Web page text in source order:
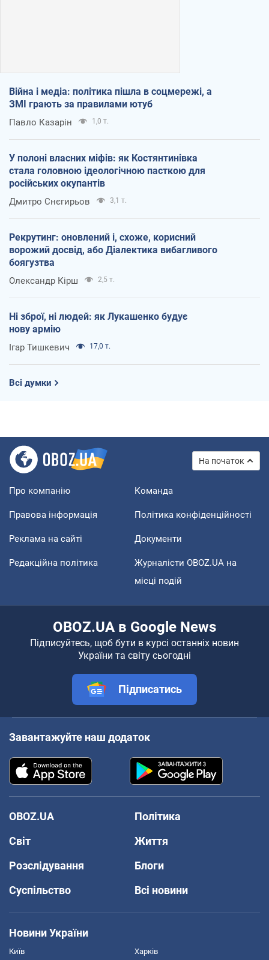
Війна і медіа: політика пішла в соцмережі, а
ЗМІ грають за правилами ютуб
Павло Казарін 1,0 т.
У полоні власних міфів: як Костянтинівка
стала головною ідеологічною пасткою для
російських окупантів
Дмитро Снєгирьов 3,1 т.
Рекрутинг: оновлений і, схоже, корисний
ворожий досвід, або Діалектика вибагливого
боягузтва
Олександр Кірш 2,5 т.
Ні зброї, ні людей: як Лукашенко будує
нову армію
Ігар Тишкевич 17,0 т.
Всі думки
На початок
Про компанію Команда
Правова інформація Політика конфіденційності
Реклама на сайті Документи
Редакційна політика
Журналісти OBOZ.UA на
місці подій
OBOZ.UA в Google News
Підписуйтесь, щоб бути в курсі останніх новин
України та світу сьогодні
Підписатись
Завантажуйте наш додаток
OBOZ.UA
Політика
Світ
Життя
Розслідування
Блоги
Суспільство
Всі новини
Новини України
Київ Харків